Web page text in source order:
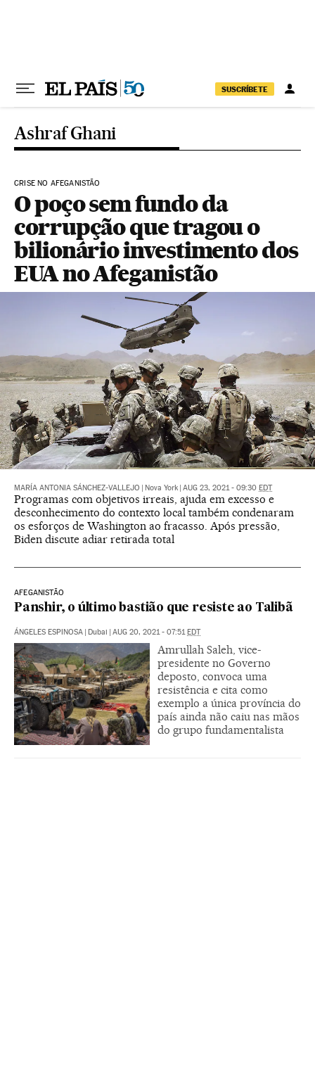
SUSCRÍBETE
Ashraf Ghani
CRISE NO AFEGANISTÃO
O poço sem fundo da
corrupção que tragou o
bilionário investimento dos
EUA no Afeganistão
MARÍA ANTONIA SÁNCHEZ-VALLEJO Nova York AUG 23, 2021 - 09:30 EDT
Programas com objetivos irreais, ajuda em excesso e
desconhecimento do contexto local também condenaram
os esforços de Washington ao fracasso. Após pressão,
Biden discute adiar retirada total
AFEGANISTÃO
Panshir, o último bastião que resiste ao Talibã
ÁNGELES ESPINOSA Dubai AUG 20, 2021 - 07:51 EDT
Amrullah Saleh, vice-
presidente no Governo
deposto, convoca uma
resistência e cita como
exemplo a única província do
país ainda não caiu nas mãos
do grupo fundamentalista